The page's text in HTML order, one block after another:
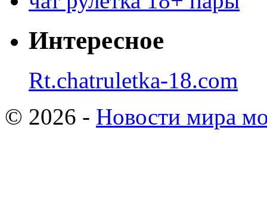
Интересное
Rt.chatruletka-18.com
© 2026 - Новости мира